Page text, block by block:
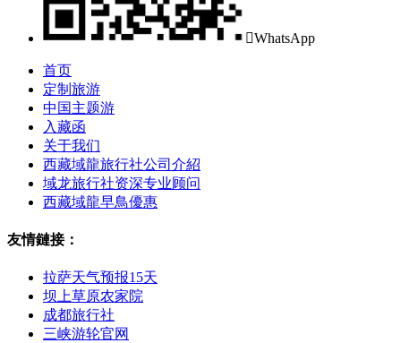
WhatsApp
首页
定制旅游
中国主题游
入藏函
关于我们
西藏域龍旅行社公司介紹
域龙旅行社资深专业顾问
西藏域龍早鳥優惠
友情鏈接：
拉萨天气预报15天
坝上草原农家院
成都旅行社
三峡游轮官网